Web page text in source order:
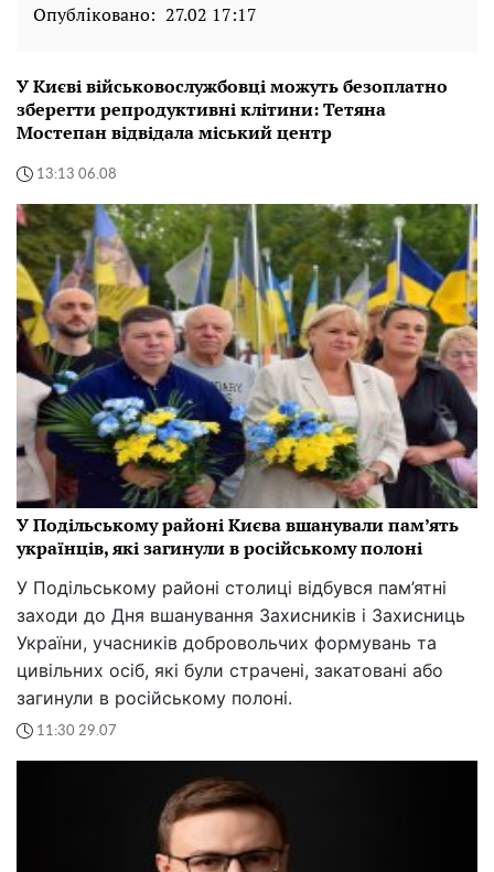
Опубліковано: 27.02 17:17
У Києві військовослужбовці можуть безоплатно
зберегти репродуктивні клітини: Тетяна
Мостепан відвідала міський центр
13:13 06.08
У Подільському районі Києва вшанували пам’ять
українців, які загинули в російському полоні
У Подільському районі столиці відбувся пам’ятні
заходи до Дня вшанування Захисників і Захисниць
України, учасників добровольчих формувань та
цивільних осіб, які були страчені, закатовані або
загинули в російському полоні.
11:30 29.07